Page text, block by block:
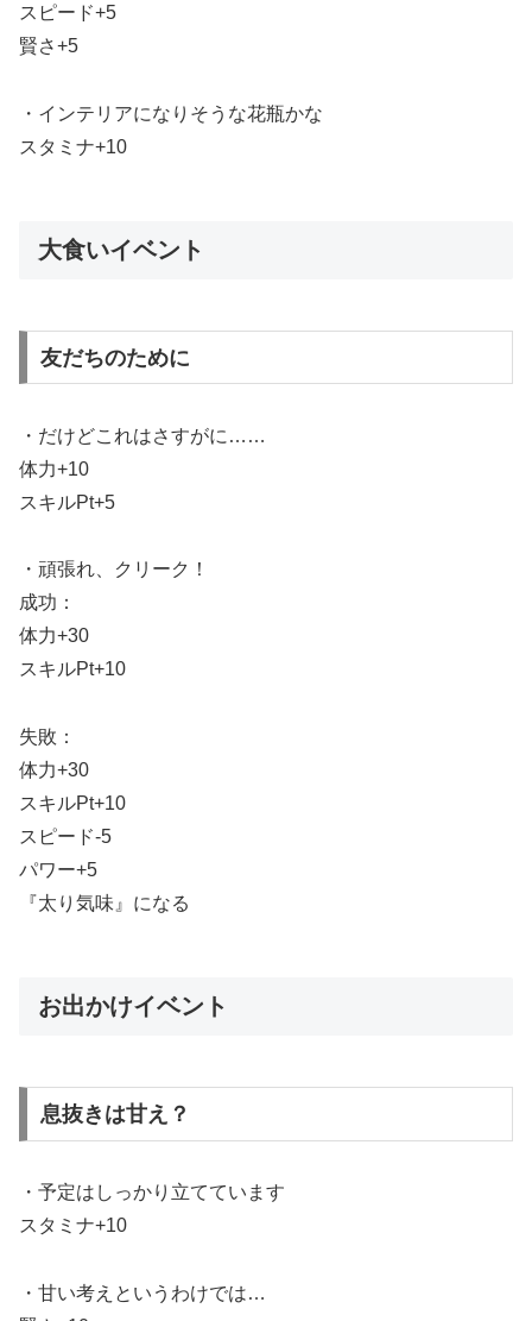
スピード+5
賢さ+5
・インテリアになりそうな花瓶かな
スタミナ+10
大食いイベント
友だちのために
・だけどこれはさすがに……
体力+10
スキルPt+5
・頑張れ、クリーク！
成功：
体力+30
スキルPt+10
失敗：
体力+30
スキルPt+10
スピード-5
パワー+5
『太り気味』になる
お出かけイベント
息抜きは甘え？
・予定はしっかり立てています
スタミナ+10
・甘い考えというわけでは…